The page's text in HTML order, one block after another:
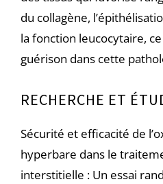
du collagène,
la fonction leucocytaire,
guérison dans cette
RECHERCHE ET
Sécurité et efficacité de
hyperbare dans le
interstitielle : Un essai